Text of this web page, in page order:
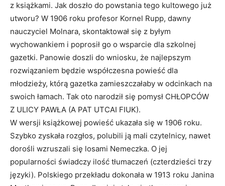
z książkami. Jak doszło do powstania tego kultowego już
utworu? W 1906 roku profesor Kornel Rupp, dawny
nauczyciel Molnara, skontaktował się z byłym
wychowankiem i poprosił go o wsparcie dla szkolnej
gazetki. Panowie doszli do wniosku, że najlepszym
rozwiązaniem będzie współczesna powieść dla
młodzieży, którą gazetka zamieszczałaby w odcinkach na
swoich łamach. Tak oto narodził się pomysł CHŁOPCÓW
Z ULICY PAWŁA (A PAT UTCAI FIUK).
W wersji książkowej powieść ukazała się w 1906 roku.
Szybko zyskała rozgłos, polubili ją mali czytelnicy, nawet
dorośli wzruszali się losami Nemeczka. O jej
popularności świadczy ilość tłumaczeń (czterdzieści trzy
języki). Polskiego przekładu dokonała w 1913 roku Janina